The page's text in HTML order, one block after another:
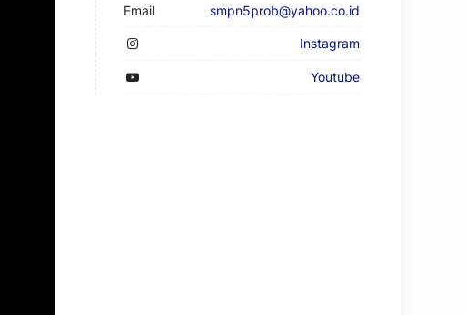
Email smpn5prob@yahoo.co.id
Instagram
Youtube